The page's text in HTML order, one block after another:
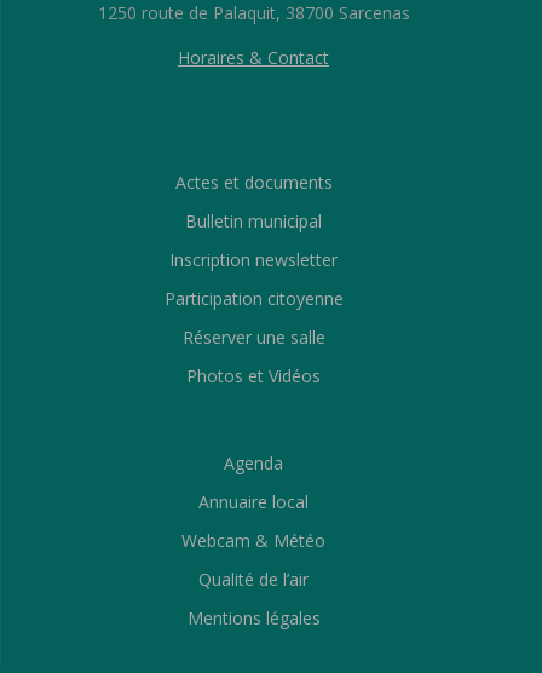
1250 route de Palaquit, 38700 Sarcenas
Horaires & Contact
Actes et documents
Bulletin municipal
Inscription newsletter
Participation citoyenne
Réserver une salle
Photos et Vidéos
Agenda
Annuaire local
Webcam & Météo
Qualité de l’air
Mentions légales